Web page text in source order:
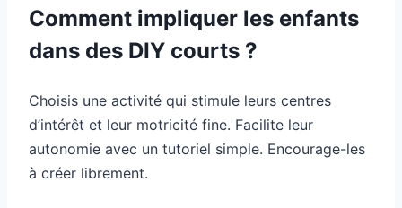
Comment impliquer les enfants
dans des DIY courts ?
Choisis une activité qui stimule leurs centres
d’intérêt et leur motricité fine. Facilite leur
autonomie avec un tutoriel simple. Encourage-les
à créer librement.